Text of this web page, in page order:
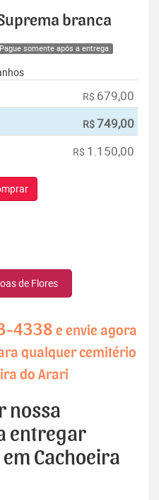
branca
Pague somente após a entrega
R$ 679,00
R$749,00
R$ 1.150,00
de Flores
4338 e envie agora
qualquer cemitério
do Arari
nossa
entregar
Cachoeira